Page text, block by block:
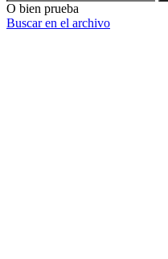
O bien prueba
Buscar en el archivo